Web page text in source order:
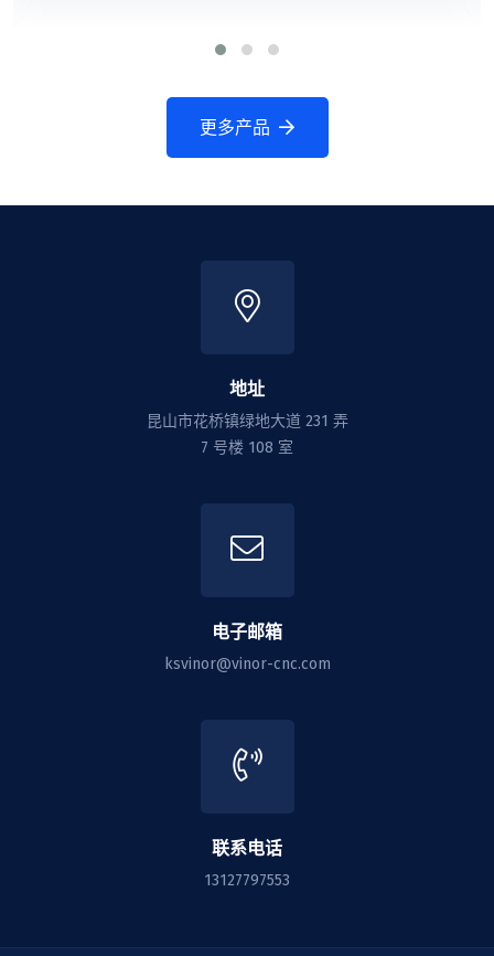
更多产品
地址
昆山市花桥镇绿地大道 231 弄
7 号楼 108 室
电子邮箱
ksvinor@vinor-cnc.com
联系电话
13127797553